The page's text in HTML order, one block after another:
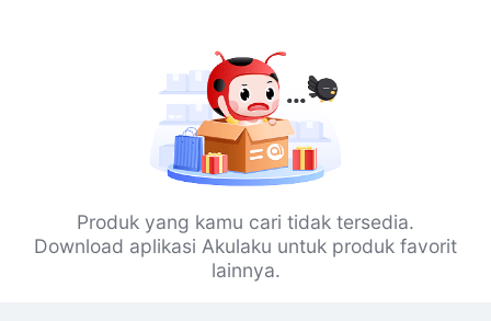
Produk yang kamu cari tidak tersedia.
Download aplikasi Akulaku untuk produk favorit
lainnya.